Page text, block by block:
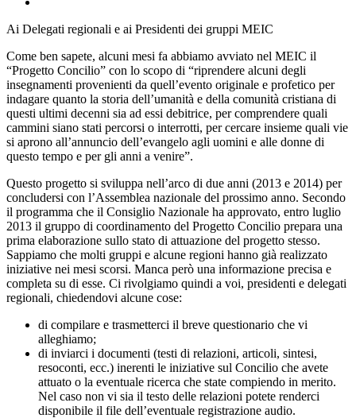
Ai Delegati regionali e ai Presidenti dei gruppi MEIC
Come ben sapete, alcuni mesi fa abbiamo avviato nel MEIC il
“Progetto Concilio” con lo scopo di “riprendere alcuni degli
insegnamenti provenienti da quell’evento originale e profetico per
indagare quanto la storia dell’umanità e della comunità cristiana di
questi ultimi decenni sia ad essi debitrice, per comprendere quali
cammini siano stati percorsi o interrotti, per cercare insieme quali vie
si aprono all’annuncio dell’evangelo agli uomini e alle donne di
questo tempo e per gli anni a venire”.
Questo progetto si sviluppa nell’arco di due anni (2013 e 2014) per
concludersi con l’Assemblea nazionale del prossimo anno. Secondo
il programma che il Consiglio Nazionale ha approvato, entro luglio
2013 il gruppo di coordinamento del Progetto Concilio prepara una
prima elaborazione sullo stato di attuazione del progetto stesso.
Sappiamo che molti gruppi e alcune regioni hanno già realizzato
iniziative nei mesi scorsi. Manca però una informazione precisa e
completa su di esse. Ci rivolgiamo quindi a voi, presidenti e delegati
regionali, chiedendovi alcune cose:
di compilare e trasmetterci il breve questionario che vi
alleghiamo;
di inviarci i documenti (testi di relazioni, articoli, sintesi,
resoconti, ecc.) inerenti le iniziative sul Concilio che avete
attuato o la eventuale ricerca che state compiendo in merito.
Nel caso non vi sia il testo delle relazioni potete renderci
disponibile il file dell’eventuale registrazione audio.